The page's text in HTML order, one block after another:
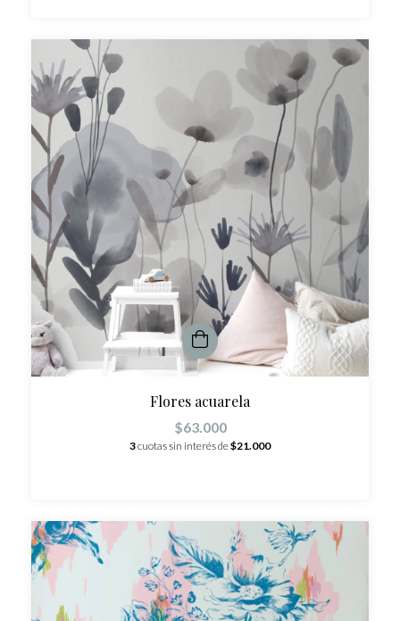
Flores acuarela
$63.000
3cuotas sin interés de$21.000